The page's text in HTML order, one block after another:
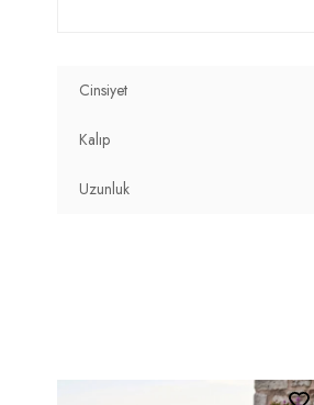
2DY5865259.07
Cinsiyet
Kalıp
Uzunluk